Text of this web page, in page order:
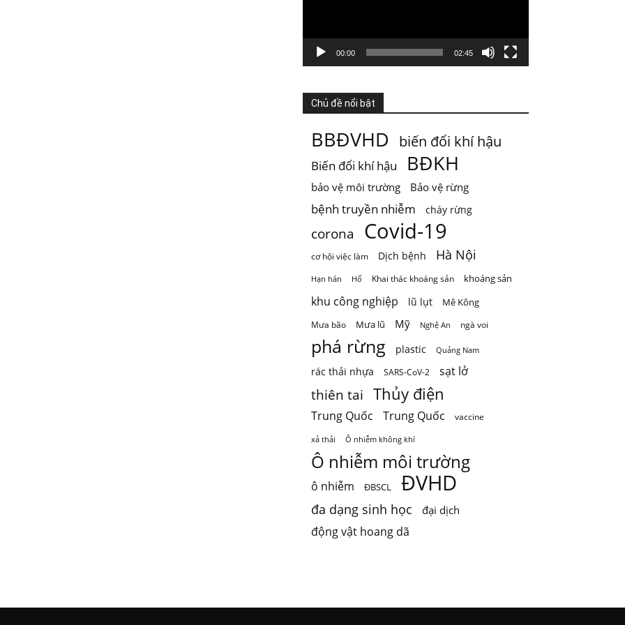
Nước từ sông được dùng cho sinh hoạt, tưới
ti ...Xem thêm
Xem trên Facebook · Chia sẻ
5 ngày trước
Mai Châu mùa em thơm nếp xôi
Chỉ một câu thơ của Quang Dũng cũng đủ để
đưa Mai Châu trở thành một
00:00 02:45
Chủ đề nổi bật
BBĐVHD biến đổi khí hậu
Biến đổi khí hậu BĐKH
bảo vệ môi trường Bảo vệ rừng
bệnh truyền nhiễm cháy rừng
corona Covid-19
cơ hội việc làm Dịch bệnh Hà Nội
Hạn hán Hổ Khai thác khoáng sản khoáng sản
khu công nghiệp lũ lụt Mê Kông
Mưa bão Mưa lũ Mỹ Nghệ An ngà voi
phá rừng plastic Quảng Nam
rác thải nhựa SARS-CoV-2 sạt lở
thiên tai Thủy điện
Trung Quốc Trung Quốc vaccine
xả thải Ô nhiễm không khí
Ô nhiễm môi trường
ô nhiễm ĐBSCL ĐVHD
đa dạng sinh học
đại dịch
động vật hoang dã